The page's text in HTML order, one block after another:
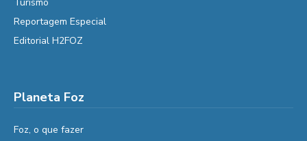
Turismo
Reportagem Especial
Editorial H2FOZ
Planeta Foz
Foz, o que fazer